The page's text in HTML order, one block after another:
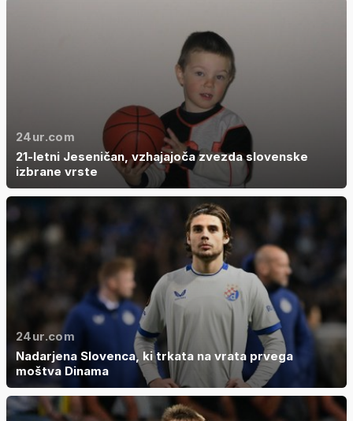
24ur.com
21-letni Jeseničan, vzhajajoča zvezda slovenske
izbrane vrste
24ur.com
Nadarjena Slovenca, ki trkata na vrata prvega
moštva Dinama